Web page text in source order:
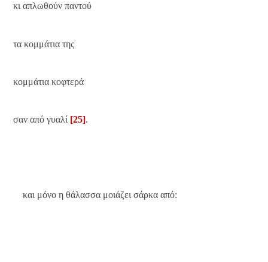
κι απλωθούν παντού
τα κομμάτια της
κομμάτια κοφτερά
σαν από γυαλί [25].
και μόνο η θάλασσα μοιάζει σάρκα από: